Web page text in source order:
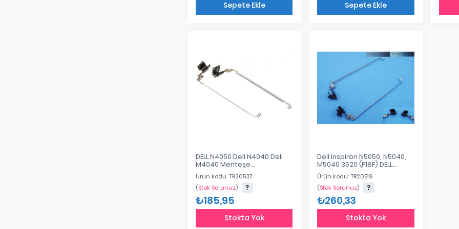
Sepete Ekle Sepete Ekle
DELL N4050 Dell N4040 Dell
M4040 Menteşe
34.4IU02.XXX 34.4IU03.XXX
34.4IU02.103 34.4IU03.103
Ürün kodu: TR20537
(Stok Sorunuz)
₺185,95
Stokta Yok
Dell Inspiron N5050, N5040,
M5040 3520 (P18F) DELL
Vostro 1540 34.4Ip02.Xxx
34.4Ip01.Xxx NOTEBOOK
Menteşe
Ürün kodu: TR20519
(Stok Sorunuz)
₺260,33
Stokta Yok